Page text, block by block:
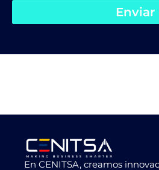
Enviar
En CENITSA, creamos